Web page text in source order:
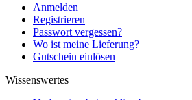
Anmelden
Registrieren
Passwort vergessen?
Wo ist meine Lieferung?
Gutschein einlösen
Wissenswertes